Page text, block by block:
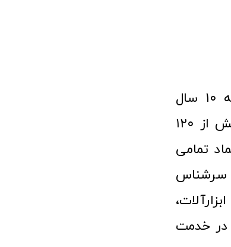
فروشگاه آنلاین ابزار و تجهیزات صنعتی کولیس با افتخار نزدیک به ۱۰ سال
فعالیت در عرصه ابزارآلات و کالاهای صنعتی توانسته مورد اعتماد بیش از ۱۲۰
تمامی
سرشناس
خدمت